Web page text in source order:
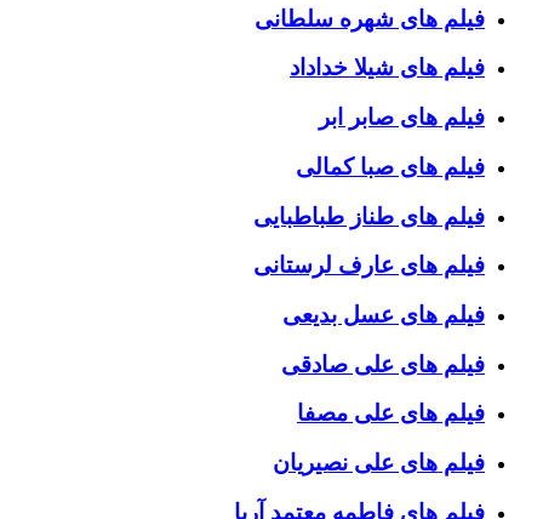
فیلم های شهره سلطانی
فیلم های شیلا خداداد
فیلم های صابر ابر
فیلم های صبا کمالی
فیلم های طناز طباطبایی
فیلم های عارف لرستانی
فیلم های عسل بدیعی
فیلم های علی صادقی
فیلم های علی مصفا
فیلم های علی نصیریان
فیلم های فاطمه معتمد آریا